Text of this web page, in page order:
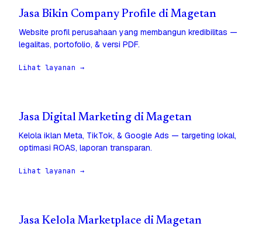
Jasa Bikin Company Profile di Magetan
Website profil perusahaan yang membangun kredibilitas —
legalitas, portofolio, & versi PDF.
Lihat layanan →
Jasa Digital Marketing di Magetan
Kelola iklan Meta, TikTok, & Google Ads — targeting lokal,
optimasi ROAS, laporan transparan.
Lihat layanan →
Jasa Kelola Marketplace di Magetan